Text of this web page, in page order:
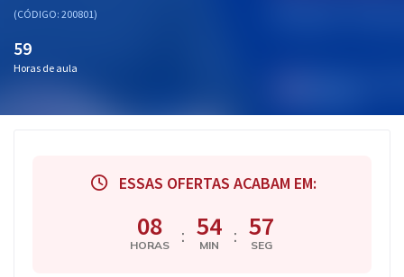
Aprovados
(CÓDIGO: 200801)
59
Horas de aula
ESSAS OFERTAS ACABAM EM:
08
HORAS : 54
MIN : 56
SEG